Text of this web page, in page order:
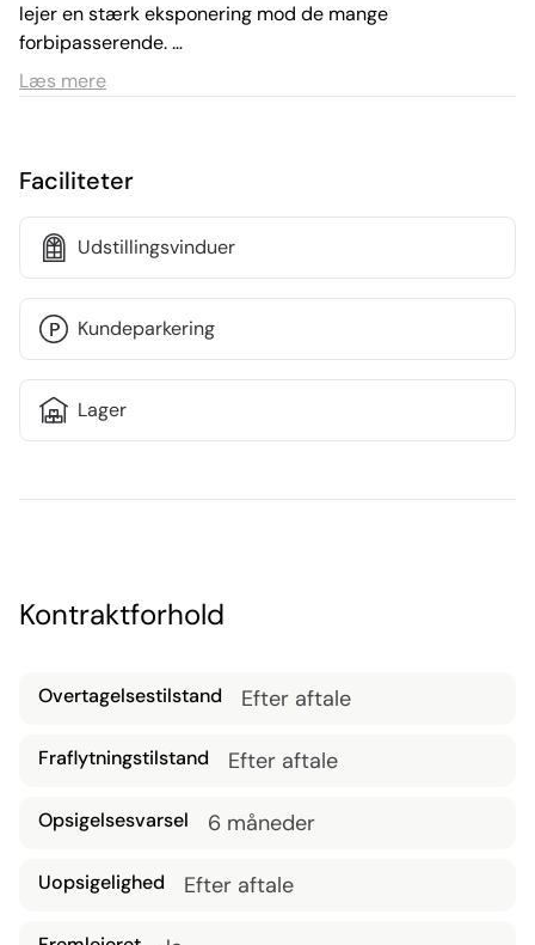
lejer en stærk eksponering mod de mange
forbipasserende.
Lejemålet forventes at være disponibelt fra 4. kvartal
Læs mere
Faciliteter
Udstillingsvinduer
Kundeparkering
Lager
Kontraktforhold
Overtagelsestilstand Efter aftale
Fraflytningstilstand Efter aftale
Opsigelsesvarsel 6 måneder
Uopsigelighed Efter aftale